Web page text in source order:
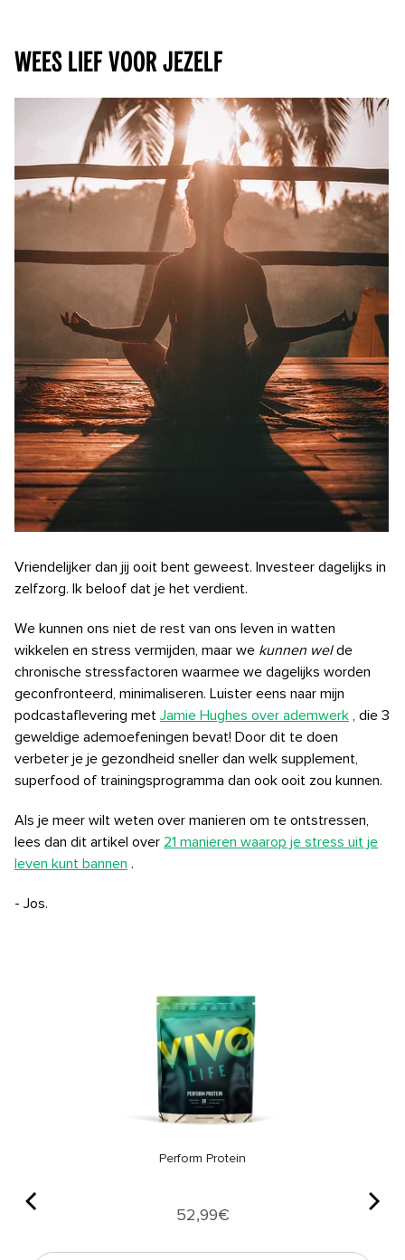
Wees lief voor jezelf
Vriendelijker dan jij ooit bent geweest. Investeer dagelijks in
zelfzorg. Ik beloof dat je het verdient.
We kunnen ons niet de rest van ons leven in watten
wikkelen en stress vermijden, maar we kunnen welde
chronische stressfactoren waarmee we dagelijks worden
geconfronteerd, minimaliseren. Luister eens naar mijn
podcastaflevering met Jamie Hughes over ademwerk , die 3
geweldige ademoefeningen bevat! Door dit te doen
verbeter je je gezondheid sneller dan welk supplement,
superfood of trainingsprogramma dan ook ooit zou kunnen.
Als je meer wilt weten over manieren om te ontstressen,
lees dan dit artikel over 21 manieren waarop je stress uit je
leven kunt bannen .
- Jos.
Perform Protein
Price
52,99€